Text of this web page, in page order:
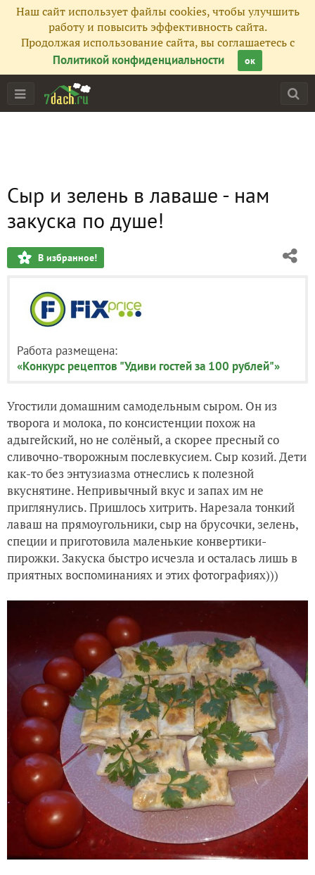
Наш сайт использует файлы cookies, чтобы улучшить
работу и повысить эффективность сайта.
Продолжая использование сайта, вы соглашаетесь с
Политикой конфиденциальности
ок
Сыр и зелень в лаваше - нам
закуска по душе!
В избранное!
Работа размещена:
«Конкурс рецептов "Удиви гостей за 100 рублей"»
Угостили домашним самодельным сыром. Он из
творога и молока, по консистенции похож на
адыгейский, но не солёный, а скорее пресный со
сливочно-творожным послевкусием. Сыр козий. Дети
как-то без энтузиазма отнеслись к полезной
вкуснятине. Непривычный вкус и запах им не
приглянулись. Пришлось хитрить. Нарезала тонкий
лаваш на прямоугольники, сыр на брусочки, зелень,
специи и приготовила маленькие конвертики-
пирожки. Закуска быстро исчезла и осталась лишь в
приятных воспоминаниях и этих фотографиях)))